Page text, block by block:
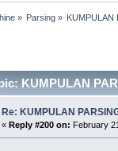
» Parsing» KUMPULAN
KUMPULAN
Re: KUMPULAN
« Reply #200 on: February